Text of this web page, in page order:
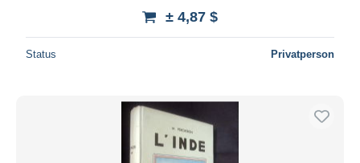
± 4,87 $
Status Privatperson